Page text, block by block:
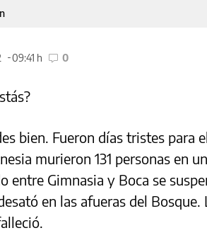
09:41 h 0
bien. Fueron días tristes para
murieron 131 personas en
entre Gimnasia y Boca se
en las afueras del